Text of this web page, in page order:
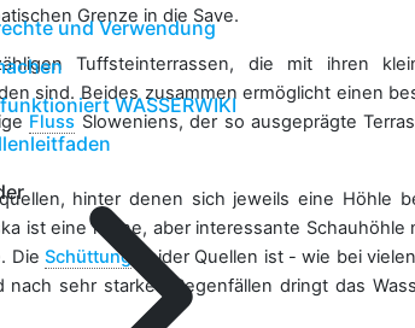
und Verwendung
WASSERWIKI
Grenze in die Save.
Tuffsteinterrassen, die mit ihren
sind. Beides zusammen ermöglicht einen
Fluss Sloweniens, der so ausgeprägte
hinter denen sich jeweils eine Höhle
ist eine kleine, aber interessante
Die Schüttung
beider Quellen ist - wie bei
nach sehr starken Regenfällen dringt das